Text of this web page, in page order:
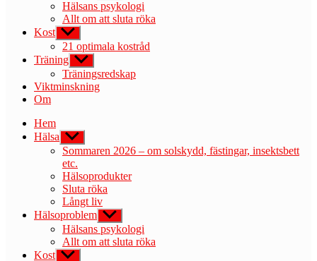
undermeny
Hälsans psykologi
Allt om att sluta röka
Kost Visa
undermeny
21 optimala kostråd
Träning Visa
undermeny
Träningsredskap
Viktminskning
Om
Hem
Hälsa Visa
undermeny
Sommaren 2026 – om solskydd, fästingar, insektsbett
etc.
Hälsoprodukter
Sluta röka
Långt liv
Hälsoproblem Visa
undermeny
Hälsans psykologi
Allt om att sluta röka
Kost Visa